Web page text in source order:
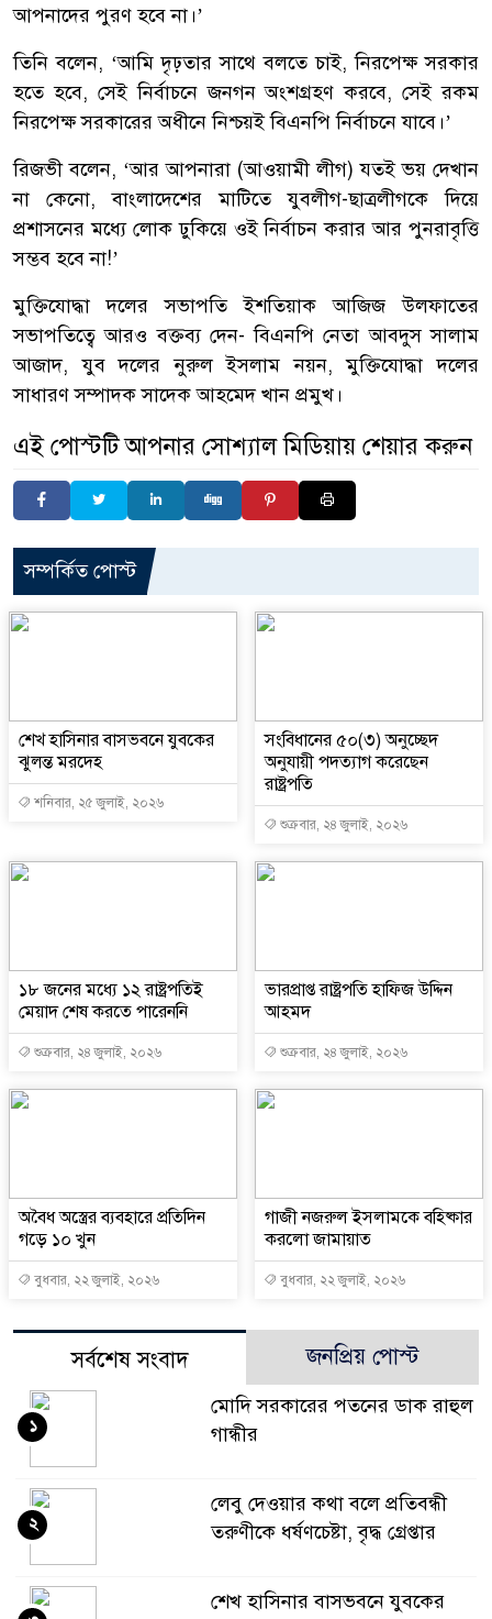
আপনাদের পুরণ হবে না।’
তিনি বলেন, ‘আমি দৃঢ়তার সাথে বলতে চাই, নিরপেক্ষ সরকার
হতে হবে, সেই নির্বাচনে জনগন অংশগ্রহণ করবে, সেই রকম
নিরপেক্ষ সরকারের অধীনে নিশ্চয়ই বিএনপি নির্বাচনে যাবে।’
রিজভী বলেন, ‘আর আপনারা (আওয়ামী লীগ) যতই ভয় দেখান
না কেনো, বাংলাদেশের মাটিতে যুবলীগ-ছাত্রলীগকে দিয়ে
প্রশাসনের মধ্যে লোক ঢুকিয়ে ওই নির্বাচন করার আর পুনরাবৃত্তি
সম্ভব হবে না!’
মুক্তিযোদ্ধা দলের সভাপতি ইশতিয়াক আজিজ উলফাতের
সভাপতিত্বে আরও বক্তব্য দেন- বিএনপি নেতা আবদুস সালাম
আজাদ, যুব দলের নুরুল ইসলাম নয়ন, মুক্তিযোদ্ধা দলের
সাধারণ সম্পাদক সাদেক আহমেদ খান প্রমুখ।
এই পোস্টটি আপনার সোশ্যাল মিডিয়ায় শেয়ার করুন
সম্পর্কিত পোস্ট
শেখ হাসিনার বাসভবনে যুবকের
ঝুলন্ত মরদেহ
শনিবার, ২৫ জুলাই, ২০২৬
সংবিধানের ৫০(৩) অনুচ্ছেদ
অনুযায়ী পদত্যাগ করেছেন
রাষ্ট্রপতি
শুক্রবার, ২৪ জুলাই, ২০২৬
১৮ জনের মধ্যে ১২ রাষ্ট্রপতিই
মেয়াদ শেষ করতে পারেননি
শুক্রবার, ২৪ জুলাই, ২০২৬
ভারপ্রাপ্ত রাষ্ট্রপতি হাফিজ উদ্দিন
আহমদ
শুক্রবার, ২৪ জুলাই, ২০২৬
অবৈধ অস্ত্রের ব্যবহারে প্রতিদিন
গড়ে ১০ খুন
বুধবার, ২২ জুলাই, ২০২৬
গাজী নজরুল ইসলামকে বহিষ্কার
করলো জামায়াত
বুধবার, ২২ জুলাই, ২০২৬
সর্বশেষ সংবাদ জনপ্রিয় পোস্ট
মোদি সরকারের পতনের ডাক রাহুল
গান্ধীর
১
লেবু দেওয়ার কথা বলে প্রতিবন্ধী
তরুণীকে ধর্ষণচেষ্টা, বৃদ্ধ গ্রেপ্তার
২
শেখ হাসিনার বাসভবনে যুবকের